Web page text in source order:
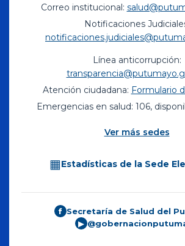
Correo institucional:
Notificaciones
Línea anticorrupción:
Atención ciudadana: Formulario
Emergencias en salud: 106,
Ver más sedes
▦Estadísticas de la Sede
f Secretaría de Salud del
▶